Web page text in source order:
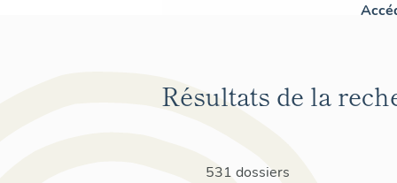
Résultats de la
531 dossiers